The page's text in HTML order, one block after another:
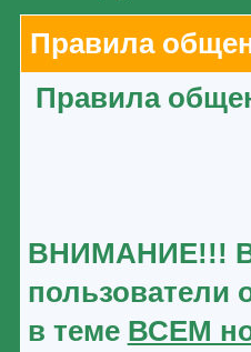
Правила
Правила
ВНИМАНИЕ!!! В
пользователи
в теме ВСЕМ